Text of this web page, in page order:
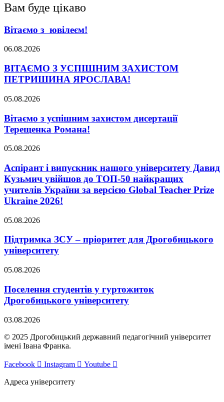
Вам буде цікаво
Вітаємо з ювілеєм!
06.08.2026
ВІТАЄМО З УСПІШНИМ ЗАХИСТОМ
ПЕТРИШИНА ЯРОСЛАВА!
05.08.2026
Вітаємо з успішним захистом дисертації
Терещенка Романа!
05.08.2026
Аспірант і випускник нашого університету Давид
Кузьмич увійшов до ТОП-50 найкращих
учителів України за версією Global Teacher Prize
Ukraine 2026!
05.08.2026
Підтримка ЗСУ – пріоритет для Дрогобицького
університету
05.08.2026
Поселення студентів у гуртожиток
Дрогобицького університету
03.08.2026
© 2025 Дрогобицький державний педагогічний університет
імені Івана Франка.
Facebook Instagram Youtube
Адреса університету